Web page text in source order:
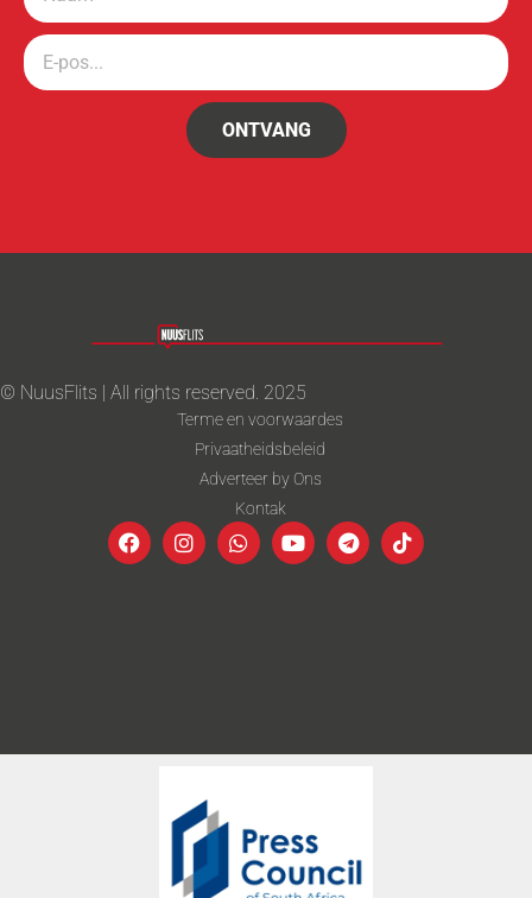
ONTVANG
© NuusFlits | All rights reserved. 2025
Terme en voorwaardes
Privaatheidsbeleid
Adverteer by Ons
Kontak